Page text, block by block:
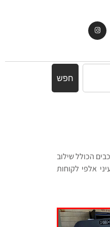
חפש
הכולל שילוב
אלפי לקוחות